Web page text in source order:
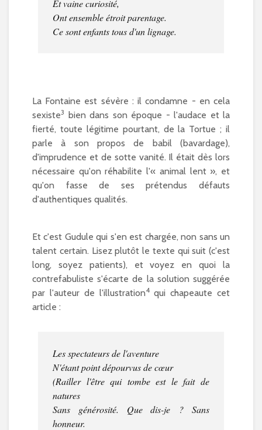
Et vaine curiosité,
Ont ensemble étroit parentage.
Ce sont enfants tous d'un lignage.
La Fontaine est sévère : il condamne - en cela
sexiste3 bien dans son époque - l'audace et la
fierté, toute légitime pourtant, de la Tortue ; il
parle à son propos de babil (bavardage),
d'imprudence et de sotte vanité. Il était dès lors
nécessaire qu'on réhabilite l'« animal lent », et
qu'on fasse de ses prétendus défauts
d'authentiques qualités.
Et c'est Gudule qui s'en est chargée, non sans un
talent certain. Lisez plutôt le texte qui suit (c'est
long, soyez patients), et voyez en quoi la
contrefabuliste s'écarte de la solution suggérée
par l'auteur de l'illustration4qui chapeaute cet
article :
Les spectateurs de l'aventure
N'étant point dépourvus de cœur
(Railler l'être qui tombe est le fait de
natures
Sans générosité. Que dis-je ? Sans
honneur.